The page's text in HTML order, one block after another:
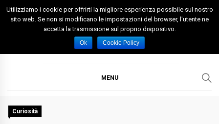
Skip
Spazio Foggia
Foggia News Calcio Eventi e Attività nella Capitanata
MENU
Curiosità
Utilizziamo i cookie per offrirti la migliore esperienza possibile sul nostro
sito web. Se non si modificano le impostazioni del browser, l'utente ne
accetta la trasmissione sul proprio dispositivo.
Ok Cookie Policy